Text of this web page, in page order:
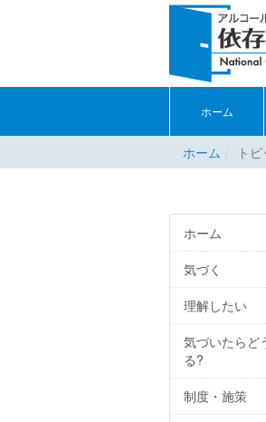
ホーム
ホーム ト
ホーム
気づく
理解したい
気づいたらど
る?
制度・施策